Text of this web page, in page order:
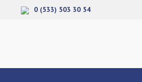
0 (533) 503 30 54